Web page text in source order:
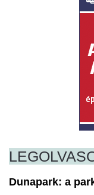
Dunapark: a